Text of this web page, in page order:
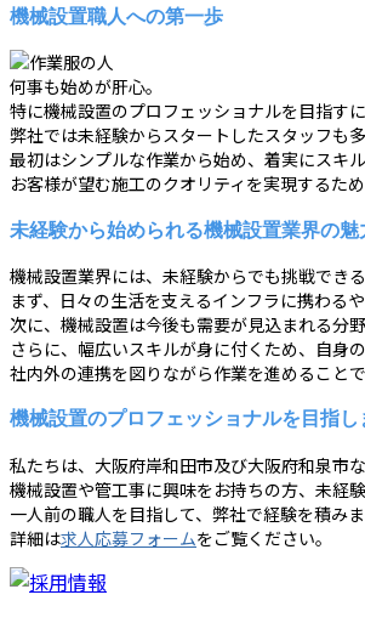
機械設置職人への第一歩
何事も始めが肝心。
特に機械設置のプロフェッショナルを目指す
弊社では未経験からスタートしたスタッフも
最初はシンプルな作業から始め、着実にスキ
お客様が望む施工のクオリティを実現するた
未経験から始められる機械設置業界の魅
機械設置業界には、未経験からでも挑戦できる
まず、日々の生活を支えるインフラに携わる
次に、機械設置は今後も需要が見込まれる分
さらに、幅広いスキルが身に付くため、自身
社内外の連携を図りながら作業を進めること
機械設置のプロフェッショナルを目指し
私たちは、大阪府岸和田市及び大阪府和泉市
機械設置や管工事に興味をお持ちの方、未経
一人前の職人を目指して、弊社で経験を積み
詳細は求人応募フォームをご覧ください。